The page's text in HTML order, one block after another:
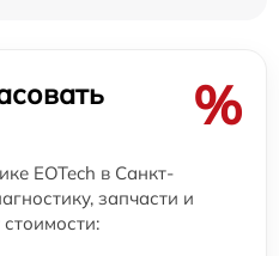
%
EOTech в Санкт-
запчасти и